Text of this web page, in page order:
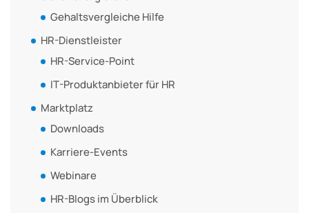
Gehaltsvergleiche Hilfe
HR-Dienstleister
HR-Service-Point
IT-Produktanbieter für HR
Marktplatz
Downloads
Karriere-Events
Webinare
HR-Blogs im Überblick